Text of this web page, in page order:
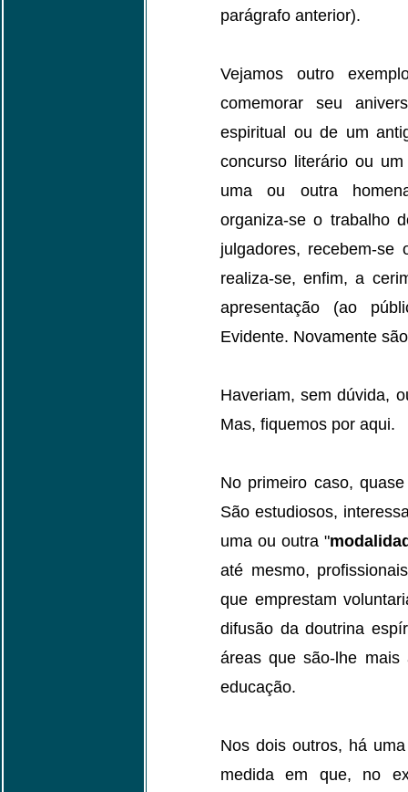
parágrafo anterior).
Vejamos outro
comemorar seu
espiritual ou de um
concurso literário ou
uma ou outra
organiza-se o trabalho
julgadores, recebem-se
realiza-se, enfim, a
apresentação (ao
Evidente. Novamente
Haveriam, sem dúvida,
Mas, fiquemos por aqui.
No primeiro caso,
São estudiosos,
uma ou outra "
até mesmo,
que emprestam
difusão da doutrina
áreas que são-lhe
educação.
Nos dois outros, há
medida em que, no